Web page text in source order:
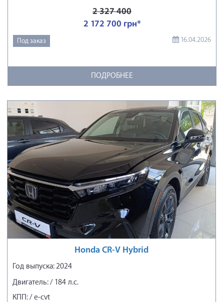
2 327 400
2 172 700 грн*
Под заказ 16.04.2026
ПОДРОБНЕЕ
Honda CR-V Hybrid
Год выпуска: 2024
Двигатель: / 184 л.с.
КПП: / e-cvt